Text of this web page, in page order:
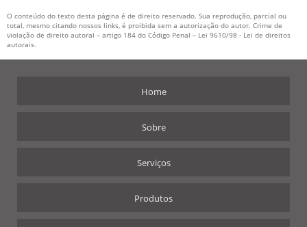
O conteúdo do texto desta página é de direito reservado. Sua reprodução, parcial ou
total, mesmo citando nossos links, é proibida sem a autorização do autor. Crime de
violação de direito autoral – artigo 184 do Código Penal – Lei 9610/98 - Lei de direitos
autorais.
Home
Sobre
Serviços
Produtos